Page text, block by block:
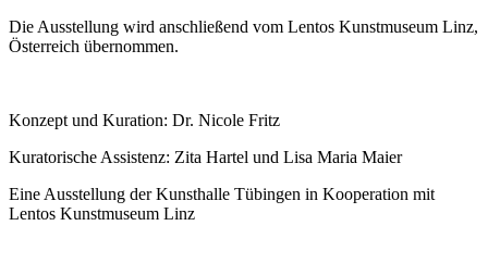
Die Ausstellung wird anschließend vom Lentos Kunstmuseum Linz,
Österreich übernommen.
Konzept und Kuration: Dr. Nicole Fritz
Kuratorische Assistenz: Zita Hartel und Lisa Maria Maier
Eine Ausstellung der Kunsthalle Tübingen in Kooperation mit
Lentos Kunstmuseum Linz